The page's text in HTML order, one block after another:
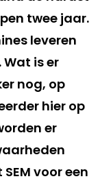
twee jaar.
leveren
is er
nog, op
hier op
er
voor een